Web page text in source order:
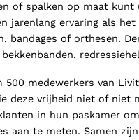
of spalken op maat
jarenlang ervaring als
bandages of orthesen.
medewerkers van
deze vrijheid niet of niet
in hun paskamer
aan te meten. Samen